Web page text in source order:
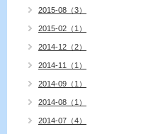
2015-08（3）
2015-02（1）
2014-12（2）
2014-11（1）
2014-09（1）
2014-08（1）
2014-07（4）